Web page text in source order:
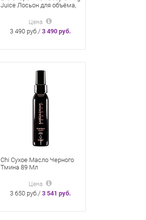
Juice Лосьон для объёма,
Цена
3 490 руб./ 3 490 руб.
Chi Сухое Масло Черного
Тмина 89 Мл
Цена
3 650 руб./ 3 541 руб.